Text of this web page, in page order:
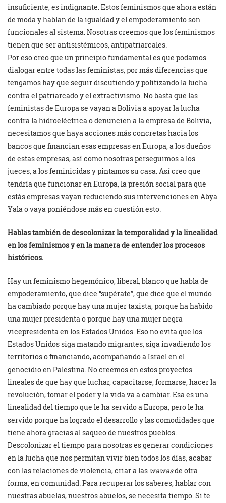
insuficiente, es indignante. Estos feminismos que ahora están
de moda y hablan de la igualdad y el empoderamiento son
funcionales al sistema. Nosotras creemos que los feminismos
tienen que ser antisistémicos, antipatriarcales.
Por eso creo que un principio fundamental es que podamos
dialogar entre todas las feministas, por más diferencias que
tengamos hay que seguir discutiendo y politizando la lucha
contra el patriarcado y el extractivismo. No basta que las
feministas de Europa se vayan a Bolivia a apoyar la lucha
contra la hidroeléctrica o denuncien a la empresa de Bolivia,
necesitamos que haya acciones más concretas hacia los
bancos que financian esas empresas en Europa, a los dueños
de estas empresas, así como nosotras perseguimos a los
jueces, a los feminicidas y pintamos su casa. Así creo que
tendría que funcionar en Europa, la presión social para que
estás empresas vayan reduciendo sus intervenciones en Abya
Yala o vaya poniéndose más en cuestión esto.
Hablas también de descolonizar la temporalidad y la linealidad
en los feminismos y en la manera de entender los procesos
históricos.
Hay un feminismo hegemónico, liberal, blanco que habla de
empoderamiento, que dice “supérate”, que dice que el mundo
ha cambiado porque hay una mujer taxista, porque ha habido
una mujer presidenta o porque hay una mujer negra
vicepresidenta en los Estados Unidos. Eso no evita que los
Estados Unidos siga matando migrantes, siga invadiendo los
territorios o financiando, acompañando a Israel en el
genocidio en Palestina. No creemos en estos proyectos
lineales de que hay que luchar, capacitarse, formarse, hacer la
revolución, tomar el poder y la vida va a cambiar. Esa es una
linealidad del tiempo que le ha servido a Europa, pero le ha
servido porque ha logrado el desarrollo y las comodidades que
tiene ahora gracias al saqueo de nuestros pueblos.
Descolonizar el tiempo para nosotras es generar condiciones
en la lucha que nos permitan vivir bien todos los días, acabar
con las relaciones de violencia, criar a las wawasde otra
forma, en comunidad. Para recuperar los saberes, hablar con
nuestras abuelas, nuestros abuelos, se necesita tiempo. Si te